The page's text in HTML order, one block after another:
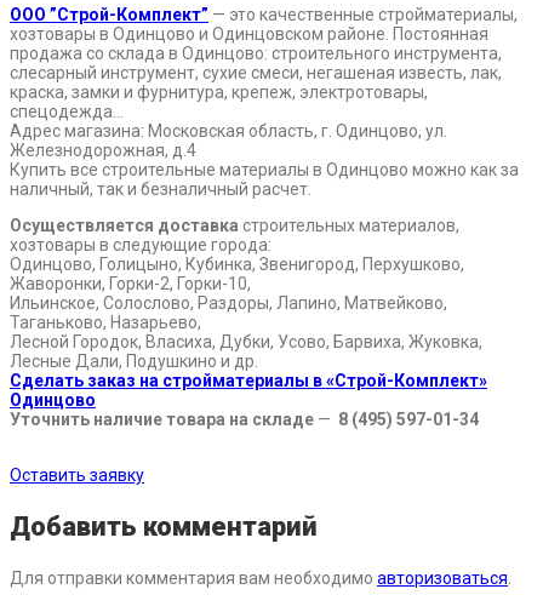
ООО ”Строй-Комплект” — это качественные стройматериалы,
хозтовары в Одинцово и Одинцовском районе. Постоянная
продажа со склада в Одинцово: строительного инструмента,
слесарный инструмент, сухие смеси, негашеная известь, лак,
краска, замки и фурнитура, крепеж, электротовары,
спецодежда…
Адрес магазина: Московская область, г. Одинцово, ул.
Железнодорожная, д.4
Купить все строительные материалы в Одинцово можно как за
наличный, так и безналичный расчет.
Осуществляется доставка строительных материалов,
хозтовары в следующие города:
Одинцово, Голицыно, Кубинка, Звенигород, Перхушково,
Жаворонки, Горки-2, Горки-10,
Ильинское, Солослово, Раздоры, Лапино, Матвейково,
Таганьково, Назарьево,
Лесной Городок, Власиха, Дубки, Усово, Барвиха, Жуковка,
Лесные Дали, Подушкино и др.
Сделать заказ на стройматериалы в «Строй-Комплект»
Одинцово
Уточнить наличие товара на складе — 8 (495) 597-01-34
Оставить заявку
Добавить комментарий
Для отправки комментария вам необходимо авторизоваться